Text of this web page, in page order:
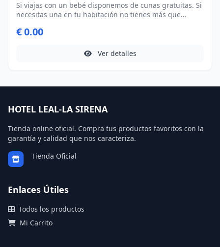
Si viajas con un bebé disponemos de cunas gratuitas. Si
necesitas una en tu habitación no tienes más que
adicional.
€ 0.00
Ver detalles
HOTEL LEAL-LA SIRENA
Tienda online oficial. Compra tus productos favoritos con la
garantía y calidad que nos caracteriza.
Tienda Oficial
Enlaces Útiles
Todos los productos
Mi Carrito